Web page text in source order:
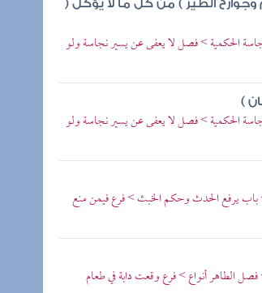
وجوارح الطير ) من كل ما لا يؤكل (
الحكمية > فصل لا يعفى عن يسير نجاسة ولو
)
الحكمية > فصل لا يعفى عن يسير نجاسة ولو
يرفع الحدث وحكم الخبث > فرع فيمن منع
الطاهر أنواع > فرع وقعت دابة في طعام